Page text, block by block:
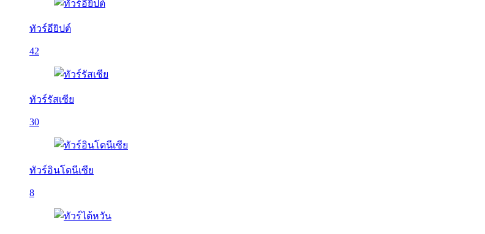
ทัวร์อียิปต์
42
ทัวร์รัสเซีย
30
ทัวร์อินโดนีเซีย
8